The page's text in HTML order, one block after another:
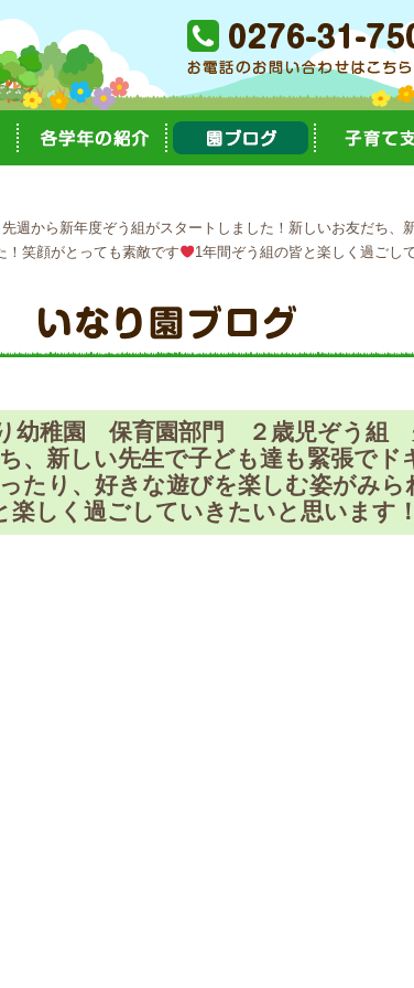
新年度ぞう組がスタートしました！新しいお友だち、新
！笑顔がとっても素敵です
1年間ぞう組の皆と楽しく過ごし
稚園 保育園部門 ２歳児ぞう組
、新しい先生で子ども達も緊張で
たり、好きな遊びを楽しむ姿がみ
楽しく過ごしていきたいと思います